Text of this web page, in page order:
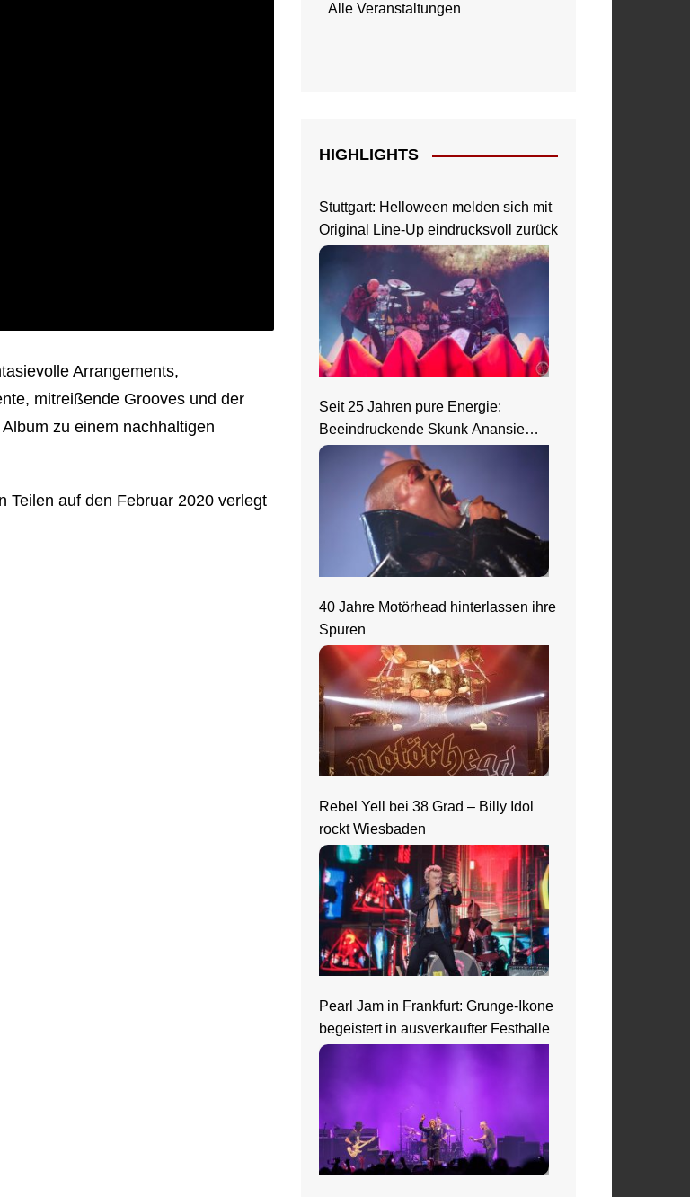
Arrangements,
mitreißende Grooves und der
zu einem nachhaltigen
Teilen auf den Februar 2020 verlegt
Alle Veranstaltungen
HIGHLIGHTS
Stuttgart: Helloween melden sich mit
Original Line-Up eindrucksvoll zurück
Seit 25 Jahren pure Energie:
Beeindruckende Skunk Anansie
Show in Wiesbaden
40 Jahre Motörhead hinterlassen ihre
Spuren
Rebel Yell bei 38 Grad – Billy Idol
rockt Wiesbaden
Pearl Jam in Frankfurt: Grunge-Ikone
begeistert in ausverkaufter Festhalle